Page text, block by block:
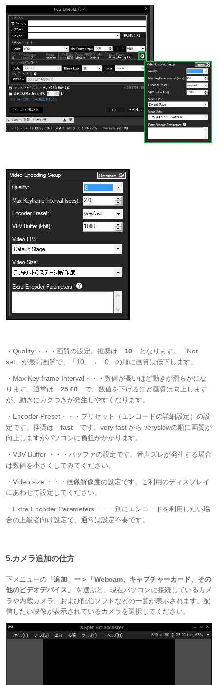
・Quality:・・・画質の設定。推奨は 10 となります。「Not
set」が最高画質で、「10」→「0」の順に画質は低下します。
・Max Key frame Interval・・・数値が高いほど動きが滑らかにな
ります。通常は 25.00 で、数値を下げるほど画質は向上します
が、動きにカクつきが発生しやすくなります。
・Encoder Preset・・・プリセット（エンコードの詳細設定）の設
定です。推奨は fast です。very fast から veryslowの順に画質が
向上しますがパソコンに負担がかかります。
・VBV Buffer ・・・バッファの設定です。音声ズレが発生する場合
は数値を小さくしてみてください。
・Video size ・・・画像解像度の設定です。ご利用のディスプレイ
にあわせて設定してください。
・Extra Encoder Parameters・・・別にエンコードを利用したい場
合の上級者向け設定で、通常は設定不要です。
5.カメラ追加の仕方
下メニューの 「追加」ー＞「Webcam、キャプチャーカード、その
他のビデオデバイス」
を選ぶと、現在パソコンに接続しているカメ
ラや内蔵カメラ、および配信ソフトなどの一覧が表示されます。配
信したい映像が表示されているカメラを選択してください。